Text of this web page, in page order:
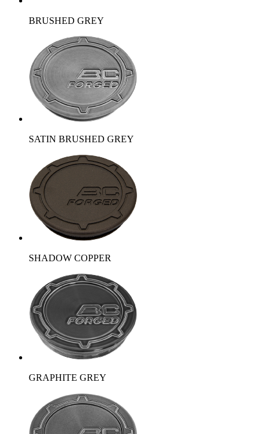
BRUSHED GREY
SATIN BRUSHED GREY
SHADOW COPPER
GRAPHITE GREY